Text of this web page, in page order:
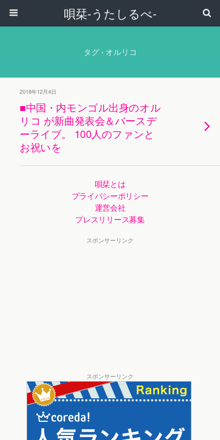
唄栞-うたしるべ-
タグ › オルリコ
2018年12月4日
■中国・内モンゴル出身のオル
リコ が新曲発表会＆バースデ
ーライブ。 100人のファンと
お祝いを
唄栞とは
プライバシーポリシー
運営会社
プレスリリース募集
スポンサーリンク
スポンサーリンク